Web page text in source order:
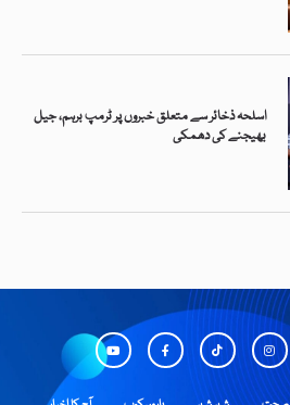
اسلحہ ذخائر سے متعلق خبروں پر ٹرمپ برہم، جیل
بھیجنے کی دھمکی